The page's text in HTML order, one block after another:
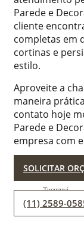
Parede e
cliente
completas em
cortinas e
estilo.
Aproveite a
maneira
contato hoje
Parede e
empresa com
SOLICITAR
(11) 2589-